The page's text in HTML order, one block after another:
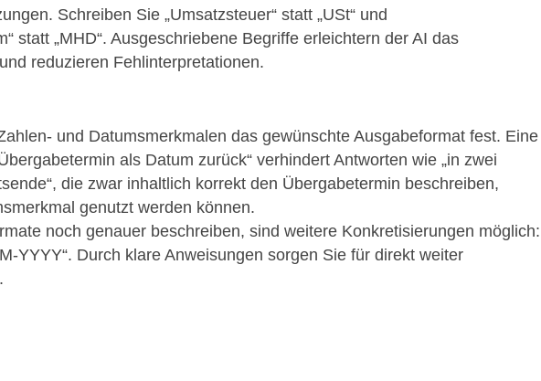
Schreiben Sie „Umsatzsteuer“ statt „USt“ und
statt „MHD“. Ausgeschriebene Begriffe erleichtern der AI das
reduzieren Fehlinterpretationen.
und Datumsmerkmalen das gewünschte Ausgabeformat fest. Eine
als Datum zurück“ verhindert Antworten wie „in zwei
die zwar inhaltlich korrekt den Übergabetermin beschreiben,
genutzt werden können.
noch genauer beschreiben, sind weitere Konkretisierungen möglich:
YYYY“. Durch klare Anweisungen sorgen Sie für direkt weiter